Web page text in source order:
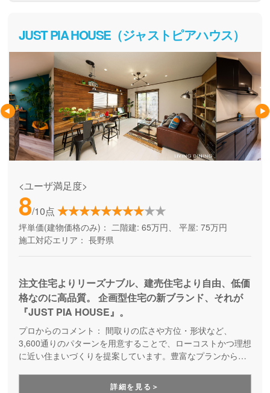
JUST PIA HOUSE（ジャストピアハウス）
<ユーザ満足度>
8/10点
坪単価(建物価格のみ)： 二階建: 65万円、 平屋: 75万円
施工対応エリア： 長野県
注文住宅よりリーズナブル、建売住宅より自由、低価
格なのに高品質。 企画型住宅の新ブランド、それが
『JUST PIA HOUSE』。
プロからのコメント： 間取りの広さや方位・形状など、
3,600通りのパターンを用意することで、ローコストかつ理想
に近い住まいづくりを提案しています。豊富なプランから、
詳細を見る＞